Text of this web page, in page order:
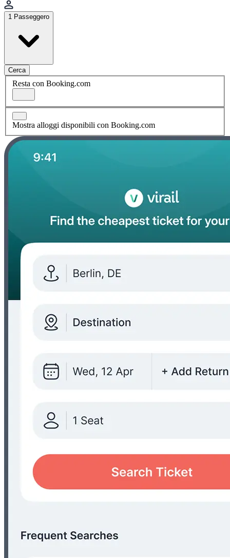
1 Passeggero
Cerca
Resta con Booking.com
Mostra alloggi disponibili con Booking.com